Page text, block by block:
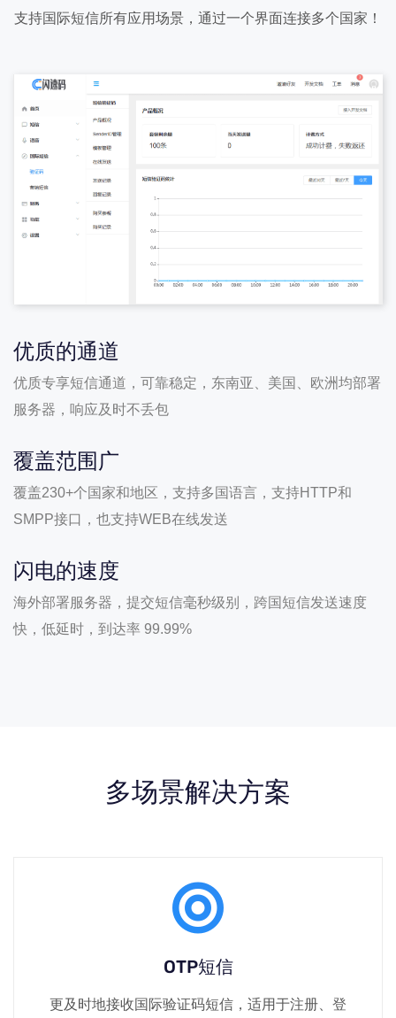
支持国际短信所有应用场景，通过一个界面连接多个国家！
优质的通道
优质专享短信通道，可靠稳定，东南亚、美国、欧洲均部署
服务器，响应及时不丢包
覆盖范围广
覆盖230+个国家和地区，支持多国语言，支持HTTP和
SMPP接口，也支持WEB在线发送
闪电的速度
海外部署服务器，提交短信毫秒级别，跨国短信发送速度
快，低延时，到达率 99.99%
多场景解决方案
OTP短信
更及时地接收国际验证码短信，适用于注册、登